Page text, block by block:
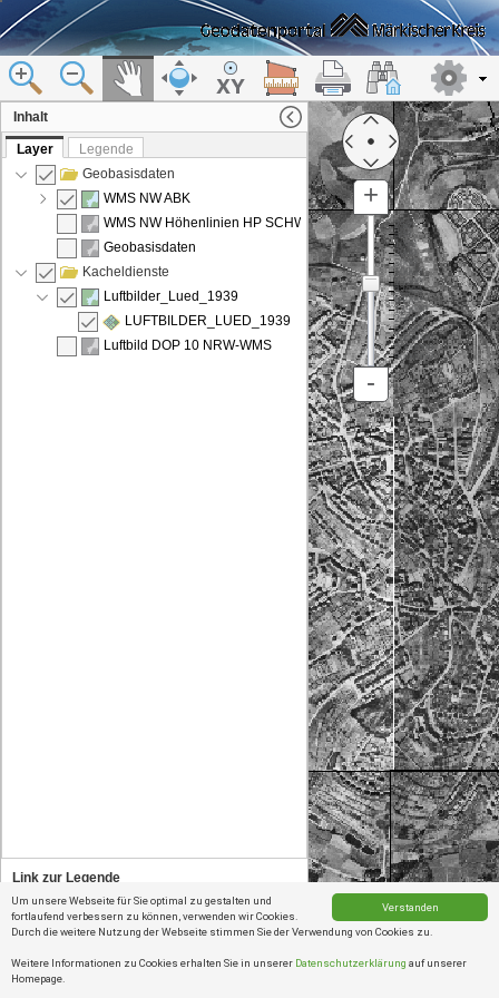
Verstanden
Um unsere Webseite für Sie optimal zu gestalten und
fortlaufend verbessern zu können, verwenden wir Cookies.
Durch die weitere Nutzung der Webseite stimmen Sie der Verwendung von Cookies zu.
Weitere Informationen zu Cookies erhalten Sie in unserer Datenschutzerklärung auf unserer
Homepage.
Geobasisdaten der
+
4000000
2000000
1000000
500000
250000
125000
64000
32000
15000
10000
5000
2000
1000
500
250
-
0 0.2 0.4km
Inhalt
Layer
Legende
Geobasisdaten
WMS NW ABK
WMS NW Höhenlinien HP SCHWARZ
Geobasisdaten
Kacheldienste
Luftbilder_Lued_1939
LUFTBILDER_LUED_1939
Luftbild DOP 10 NRW-WMS
Link zur Legende
Liegenschaftskataster Legenden
Verschieben